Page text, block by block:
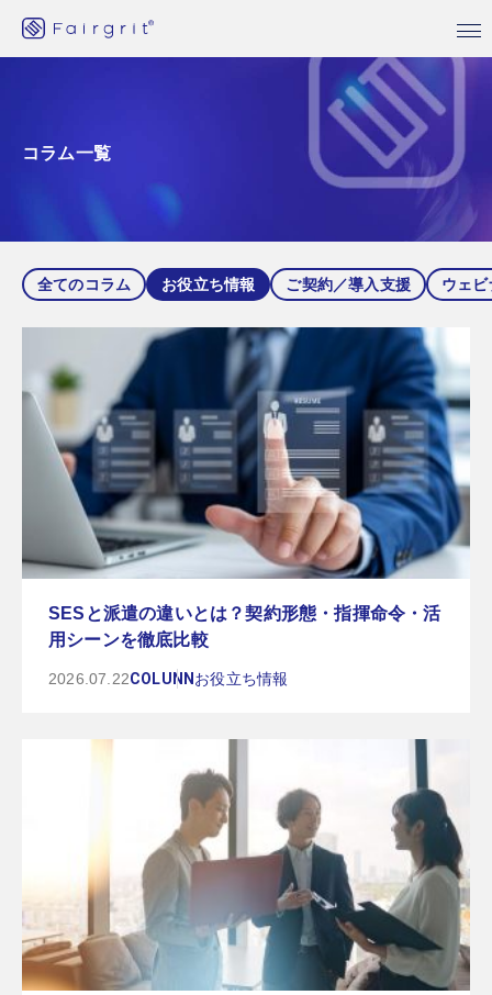
コラム一覧
全てのコラム お役立ち情報 ご契約／導入支援 ウェ
SESと派遣の違いとは？契約形態・指揮命令・活
用シーンを徹底比較
2026.07.22COLUNN お役立ち情報